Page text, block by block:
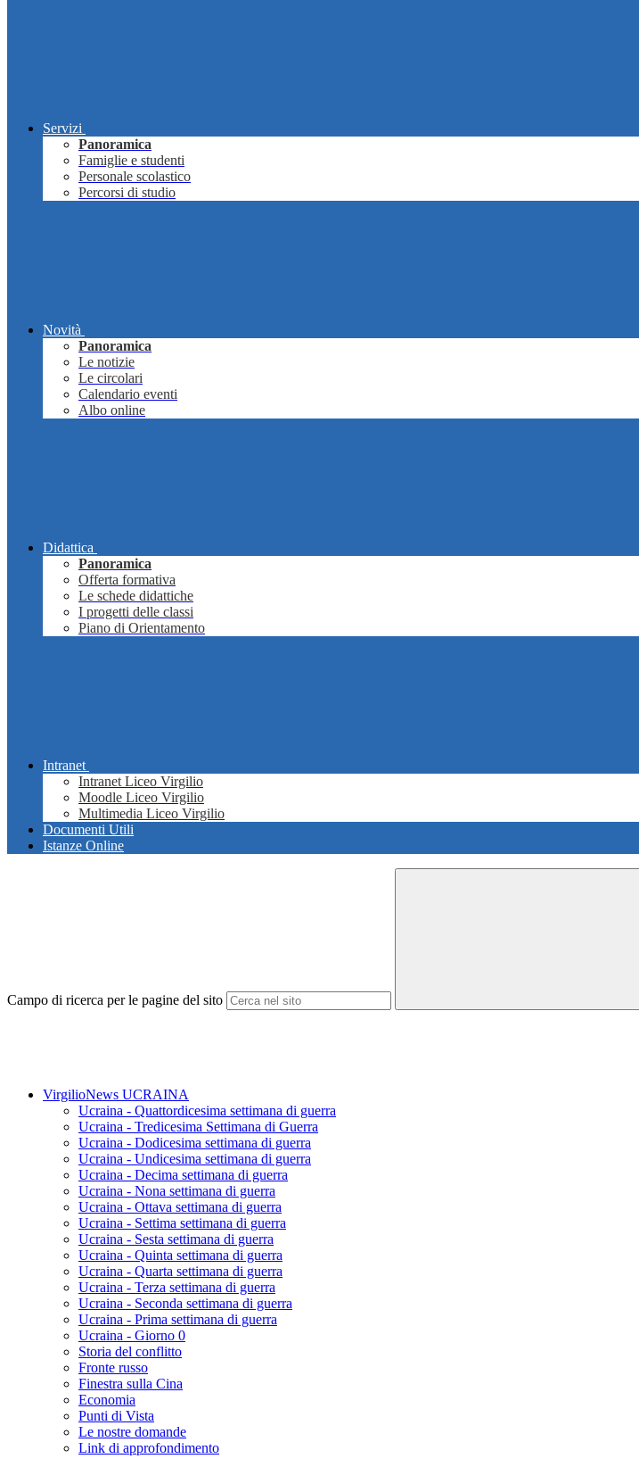
Servizi
Panoramica
Famiglie e studenti
Personale scolastico
Percorsi di studio
Novità
Panoramica
Le notizie
Le circolari
Calendario eventi
Albo online
Didattica
Panoramica
Offerta formativa
Le schede didattiche
I progetti delle classi
Piano di Orientamento
Intranet
Intranet Liceo Virgilio
Moodle Liceo Virgilio
Multimedia Liceo Virgilio
Documenti Utili
Istanze Online
Campo di ricerca per le pagine del sito
VirgilioNews UCRAINA
Ucraina - Quattordicesima settimana di guerra
Ucraina - Tredicesima Settimana di Guerra
Ucraina - Dodicesima settimana di guerra
Ucraina - Undicesima settimana di guerra
Ucraina - Decima settimana di guerra
Ucraina - Nona settimana di guerra
Ucraina - Ottava settimana di guerra
Ucraina - Settima settimana di guerra
Ucraina - Sesta settimana di guerra
Ucraina - Quinta settimana di guerra
Ucraina - Quarta settimana di guerra
Ucraina - Terza settimana di guerra
Ucraina - Seconda settimana di guerra
Ucraina - Prima settimana di guerra
Ucraina - Giorno 0
Storia del conflitto
Fronte russo
Finestra sulla Cina
Economia
Punti di Vista
Le nostre domande
Link di approfondimento